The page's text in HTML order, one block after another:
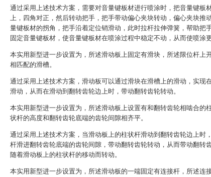
通过采用上述技术方案，需要对音量键板材进行喷涂时，把音量键板
上，四角对正，然后转动把手，把手带动偏心夹块转动，偏心夹块推
量键板材的拐角，把手沿着定位销滑动，此时拉杆拉伸弹簧，帮助把
固定音量键板材，使音量键板材在喷涂过程中稳定不动，从而使喷涂更
本实用新型进一步设置为，所述滑动板上固定有滑块，所述限位杆上
相匹配的滑槽。
通过采用上述技术方案，滑动板可以通过滑块在滑槽上的滑动，实现
滑动，从而在滑动到翻转齿轮边上时，带动翻转齿轮转动。
本实用新型进一步设置为，所述滑动板上设置有和翻转齿轮相啮合的
状杆的高度和翻转齿轮底端的齿轮间隙相齐平。
通过采用上述技术方案，当滑动板上的柱状杆滑动到翻转齿轮边上时
杆滑进翻转齿轮底端的齿轮间隙，带动翻转齿轮转动，从而带动翻转
随着滑动板上的柱状杆的移动而转动。
本实用新型进一步设置为，所述滑动板的一端固定有连接杆，所述连